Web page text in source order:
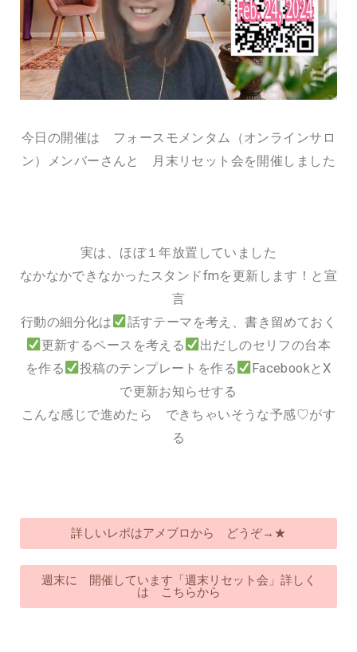
今日の開催は フォースモメンタム（オンラインサロ
ン）メンバーさんと 月末リセット会を開催しました
実は、ほぼ１年放置していました
なかなかできなかったスタンドfmを更新します！と宣
言
行動の細分化は
話すテーマを考え、書き留めておく
更新するペースを考える
出だしのセリフの台本
を作る
投稿のテンプレートを作る
FacebookとX
で更新お知らせする
こんな感じで進めたら できちゃいそうな予感♡がす
る
詳しいレポはアメブロから どうぞ→★
週末に 開催しています「週末リセット会」詳しく
は こちらから